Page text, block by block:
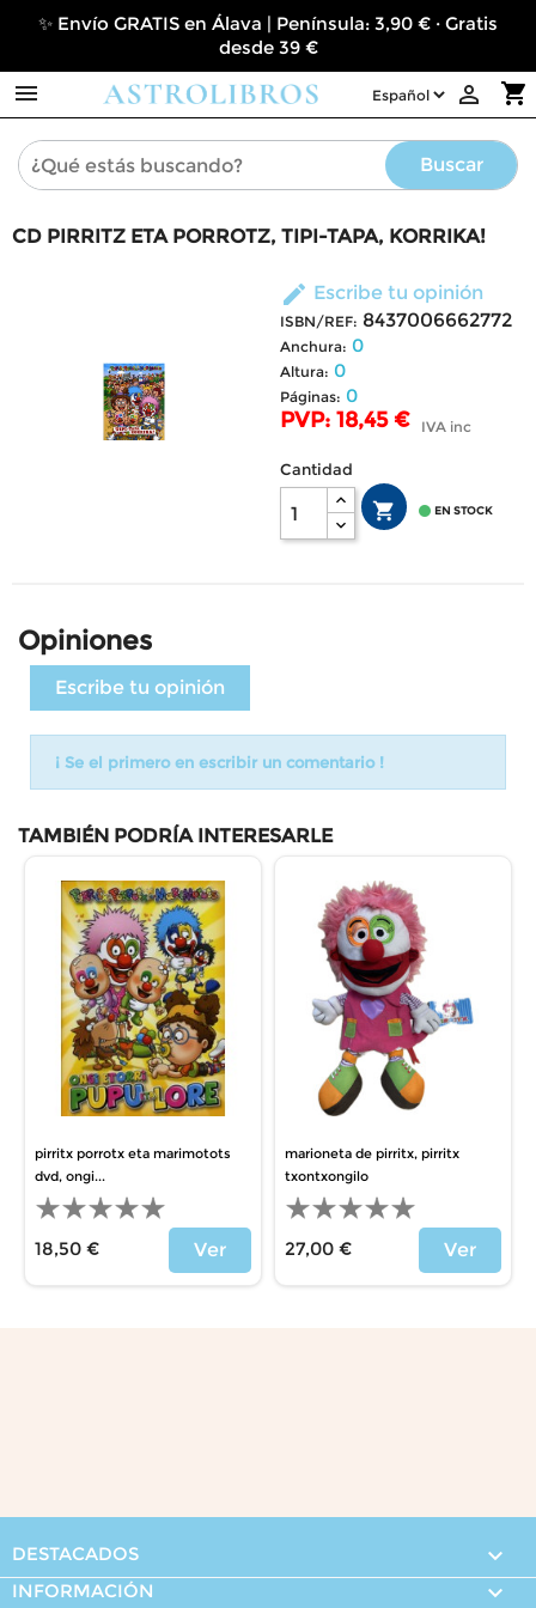
✨ Envío GRATIS en Álava | Península: 3,90 € · Gratis
desde 39 €
 shopping_cart

Buscar
CD PIRRITZ ETA PORROTZ, TIPI-TAPA, KORRIKA!
edit Escribe tu opinión
ISBN/REF: 8437006662772
Anchura: 0
Altura: 0
Páginas: 0
PVP: 18,45 € IVA inc
Cantidad
  EN STOCK
Opiniones
Escribe tu opinión
¡ Se el primero en escribir un comentario !
TAMBIÉN PODRÍA INTERESARLE
pirritx porrotx eta marimotots
dvd, ongi...
18,50 €
Ver
marioneta de pirritx, pirritx
txontxongilo
27,00 €
Ver
DESTACADOS 
INFORMACIÓN 